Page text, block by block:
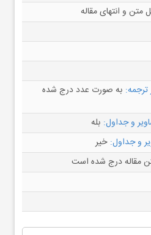
و انتهای مقاله
به صورت عدد درج شده
و جداول: بله
و جداول: خیر
مقاله درج شده است